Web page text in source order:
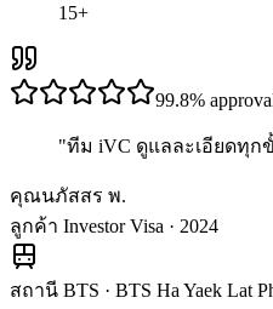
15+
99.8%
"ทีม iVC ดูแลละเอียดทุก
คุณนภัสสร พ.
ลูกค้า Investor Visa · 2024
สถานี BTS · BTS Ha Yaek Lat